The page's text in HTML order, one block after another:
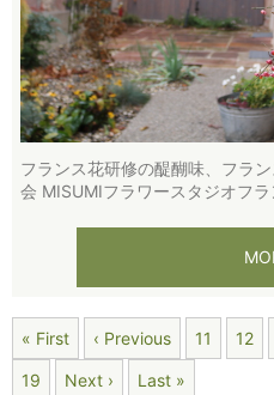
フランス花研修の醍醐味、フラ
会 MISUMIフラワースタジオフ
« First ‹ Previous 11 12
19 Next › Last »